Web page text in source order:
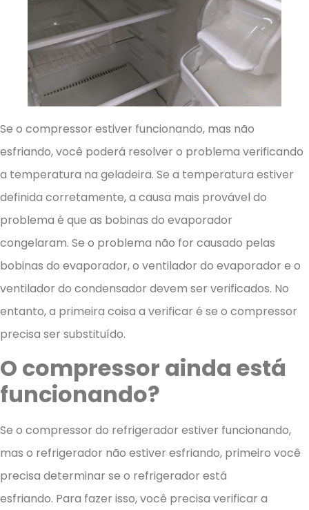
Se o compressor estiver funcionando, mas não
esfriando, você poderá resolver o problema verificando
a temperatura na geladeira. Se a temperatura estiver
definida corretamente, a causa mais provável do
problema é que as bobinas do evaporador
congelaram. Se o problema não for causado pelas
bobinas do evaporador, o ventilador do evaporador e o
ventilador do condensador devem ser verificados. No
entanto, a primeira coisa a verificar é se o compressor
precisa ser substituído.
O compressor ainda está
funcionando?
Se o compressor do refrigerador estiver funcionando,
mas o refrigerador não estiver esfriando, primeiro você
precisa determinar se o refrigerador está
esfriando. Para fazer isso, você precisa verificar a